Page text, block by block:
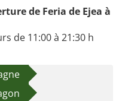
de Feria de Ejea à
de 11:00 à 21:30 h